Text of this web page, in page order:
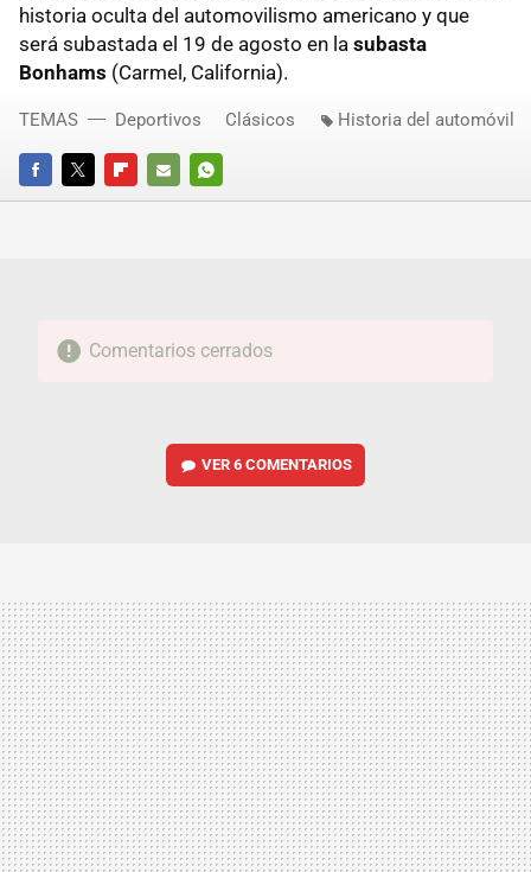
historia oculta del automovilismo americano y que
será subastada el 19 de agosto en la subasta
Bonhams (Carmel, California).
FACEBOOKTWITTERFLIPBOARD
E-
WHATSAPP
TEMAS Deportivos Clásicos Historia del automóvil
Comentarios cerrados
VER6 COMENTARIOS